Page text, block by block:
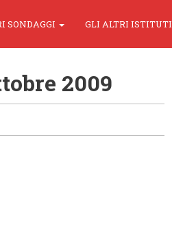
SONDAGGI GLI ALTRI ISTITUTI
2009